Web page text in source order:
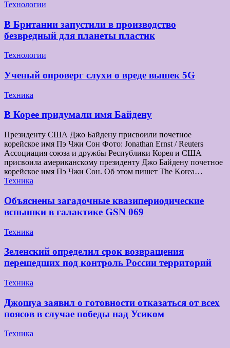
Технологии
В Британии запустили в производство
безвредный для планеты пластик
Технологии
Ученый опроверг слухи о вреде вышек 5G
Техника
В Корее придумали имя Байдену
Президенту США Джо Байдену присвоили почетное
корейское имя Пэ Чжи Сон Фото: Jonathan Ernst / Reuters
Ассоциация союза и дружбы Республики Корея и США
присвоила американскому президенту Джо Байдену почетное
корейское имя Пэ Чжи Сон. Об этом пишет The Korea…
Техника
Объяснены загадочные квазипериодические
вспышки в галактике GSN 069
Техника
Зеленский определил срок возвращения
перешедших под контроль России территорий
Техника
Джошуа заявил о готовности отказаться от всех
поясов в случае победы над Усиком
Техника